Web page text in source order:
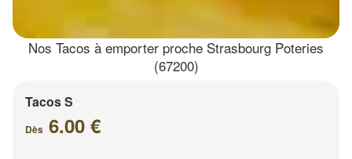
Nos Tacos à emporter proche Strasbourg Poteries
(67200)
Tacos S
Dès 6.00 €